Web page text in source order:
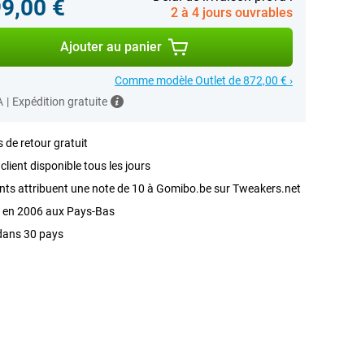
€
2 à 4 jours ouvrables
Ajouter au panier
Comme modèle Outlet de 872,00 € ›
| Expédition gratuite
de retour gratuit
disponible tous les jours
attribuent une note de 10 à Gomibo.be sur Tweakers.net
en 2006 aux Pays-Bas
30 pays